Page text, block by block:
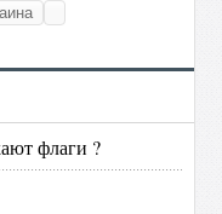
флаги ?